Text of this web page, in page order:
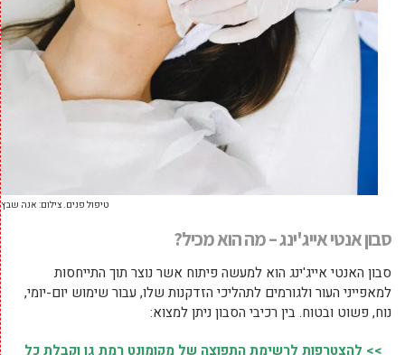
טיפול פנים. צילום: אנה שבץ
סבון אנטי אייג'ינג – מה הוא מכיל?
סבון האנטי אייג'ינג הוא למעשה פיתוח אשר נוצר תוך התייחסות
למאפייני העור ולגורמים לתהליכי הזדקנות שלו, עבור שימוש יום-יומי,
נוח, פשוט ובטוח. בין רכיבי הסבון ניתן למצוא:
>> להצטרפות לרשימת התפוצה של מקומונט רמת גן וקבלת כל